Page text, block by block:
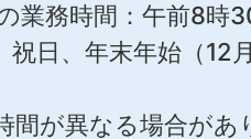
業務時間：午前8時
祝日、年末年始（12
間が異なる場合が